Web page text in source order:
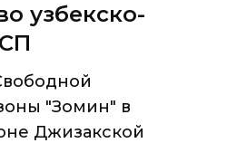
узбекско-
"Зомин" в
Джизакской